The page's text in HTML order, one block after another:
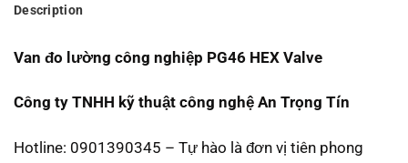
Description
Van đo lường công nghiệp PG46 HEX Valve
Công ty TNHH kỹ thuật công nghệ An Trọng Tín
Hotline: 0901390345 – Tự hào là đơn vị tiên phong